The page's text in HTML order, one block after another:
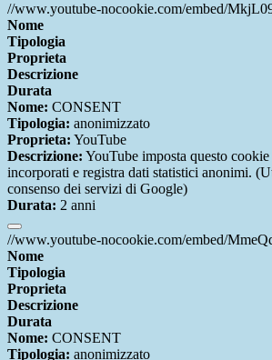
//www.youtube-nocookie.com/embed/
Nome
Tipologia
Proprieta
Descrizione
Durata
Nome: CONSENT
Tipologia: anonimizzato
Proprieta: YouTube
Descrizione: YouTube imposta questo
incorporati e registra dati statistici anonimi.
consenso dei servizi di Google)
Durata: 2 anni
//www.youtube-nocookie.com/embed/
Nome
Tipologia
Proprieta
Descrizione
Durata
Nome: CONSENT
Tipologia: anonimizzato